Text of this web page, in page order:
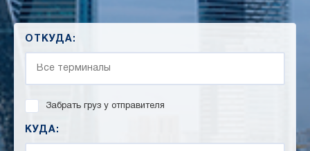
ОТКУДА:
Забрать груз у отправителя
КУДА: